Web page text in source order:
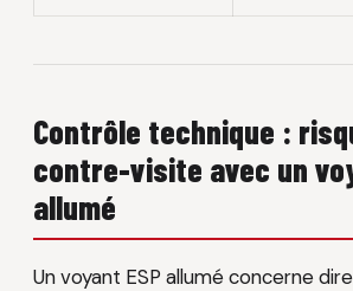
Contrôle technique :
contre-visite avec un
allumé
Un voyant ESP allumé concerne